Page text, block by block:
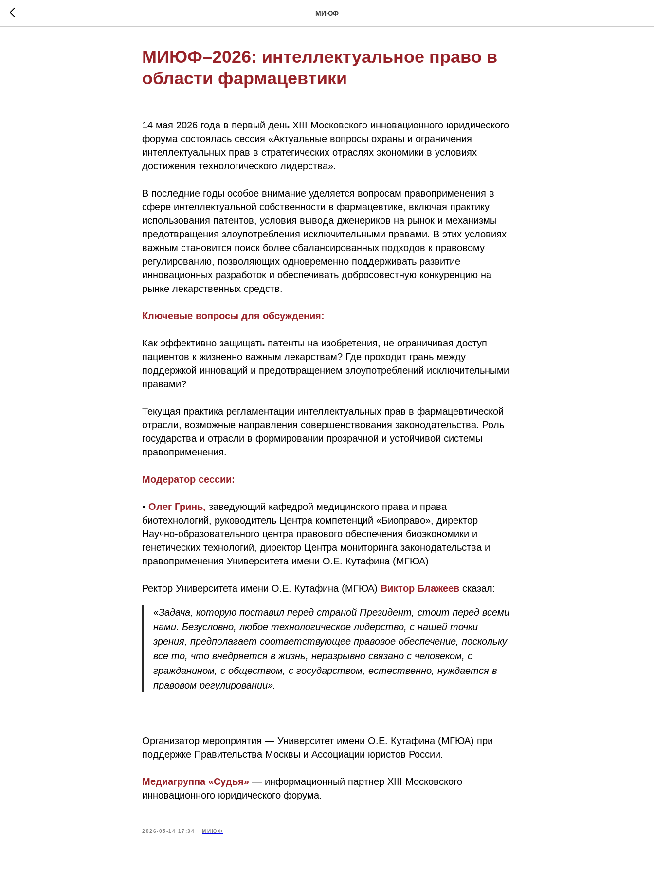
МИЮФ
МИЮФ–2026: интеллектуальное право в
области фармацевтики
14 мая 2026 года в первый день XIII Московского инновационного юридического
форума состоялась сессия «Актуальные вопросы охраны и ограничения
интеллектуальных прав в стратегических отраслях экономики в условиях
достижения технологического лидерства».
В последние годы особое внимание уделяется вопросам правоприменения в
сфере интеллектуальной собственности в фармацевтике, включая практику
использования патентов, условия вывода дженериков на рынок и механизмы
предотвращения злоупотребления исключительными правами. В этих условиях
важным становится поиск более сбалансированных подходов к правовому
регулированию, позволяющих одновременно поддерживать развитие
инновационных разработок и обеспечивать добросовестную конкуренцию на
рынке лекарственных средств.
Ключевые вопросы для обсуждения:
Как эффективно защищать патенты на изобретения, не ограничивая доступ
пациентов к жизненно важным лекарствам? Где проходит грань между
поддержкой инноваций и предотвращением злоупотреблений исключительными
правами?
Текущая практика регламентации интеллектуальных прав в фармацевтической
отрасли, возможные направления совершенствования законодательства. Роль
государства и отрасли в формировании прозрачной и устойчивой системы
правоприменения.
Модератор сессии:
▪️ Олег Гринь, заведующий кафедрой медицинского права и права
биотехнологий, руководитель Центра компетенций «Биоправо», директор
Научно-образовательного центра правового обеспечения биоэкономики и
генетических технологий, директор Центра мониторинга законодательства и
правоприменения Университета имени О.Е. Кутафина (МГЮА)
Ректор Университета имени О.Е. Кутафина (МГЮА) Виктор Блажеев сказал:
«Задача, которую поставил перед страной Президент, стоит перед всеми
нами. Безусловно, любое технологическое лидерство, с нашей точки
зрения, предполагает соответствующее правовое обеспечение, поскольку
все то, что внедряется в жизнь, неразрывно связано с человеком, с
гражданином, с обществом, с государством, естественно, нуждается в
правовом регулировании».
Организатор мероприятия — Университет имени О.Е. Кутафина (МГЮА) при
поддержке Правительства Москвы и Ассоциации юристов России.
Медиагруппа «Судья» — информационный партнер XIII Московского
инновационного юридического форума.
2026-05-14 17:34 МИЮФ